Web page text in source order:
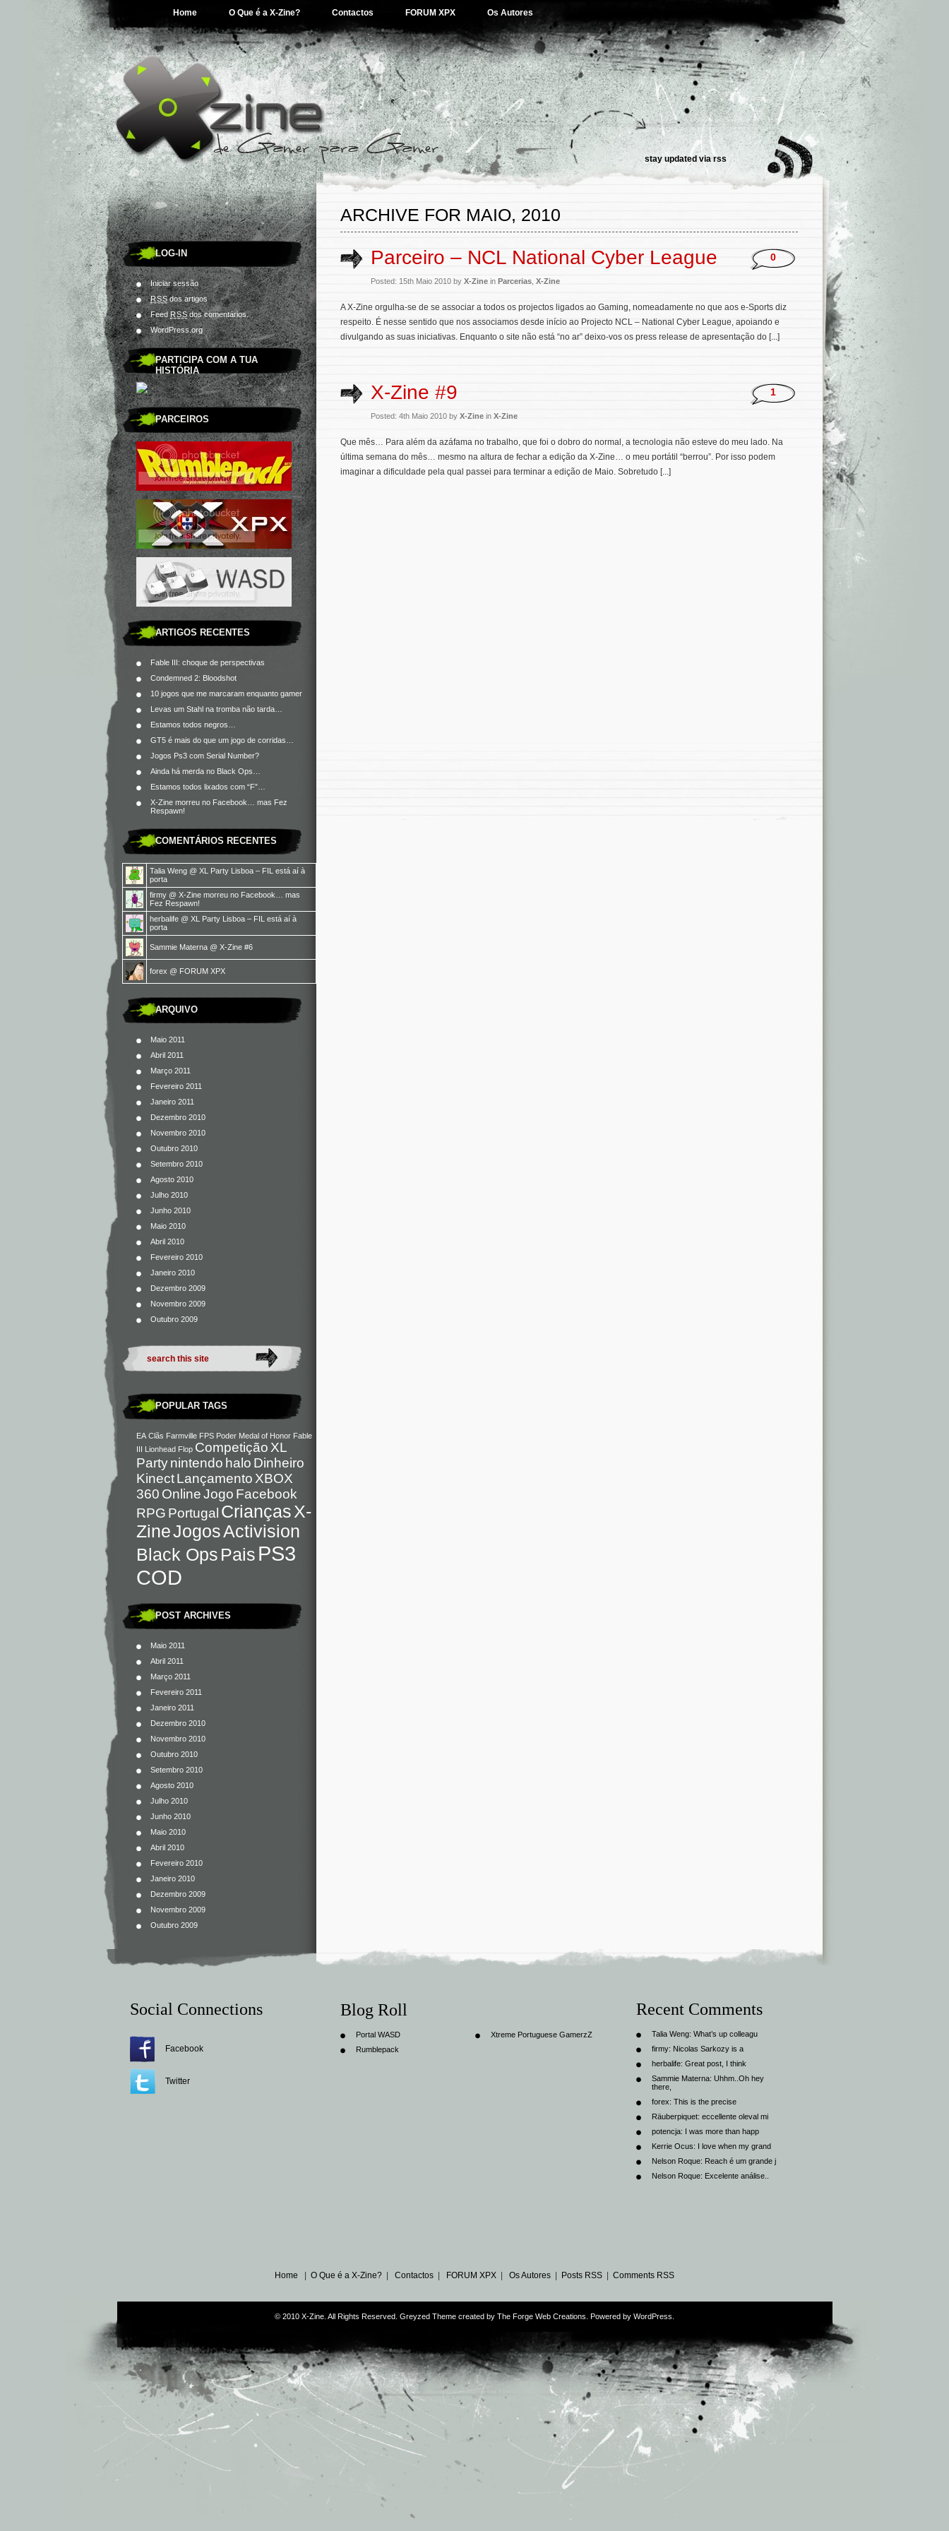
Home O Que é a X-Zine? Contactos FORUM XPX Os Autores
stay updated viarss
LOG-IN
Iniciar sessão
RSSdos artigos
FeedRSSdos comentários.
WordPress.org
PARTICIPA COM A TUA
HISTÓRIA
PARCEIROS
ARTIGOS RECENTES
Fable III: choque de perspectivas
Condemned 2: Bloodshot
10 jogos que me marcaram enquanto gamer
Levas um Stahl na tromba não tarda…
Estamos todos negros…
GT5 é mais do que um jogo de corridas…
Jogos Ps3 com Serial Number?
Ainda há merda no Black Ops…
Estamos todos lixados com “F”…
X-Zine morreu no Facebook… mas Fez
Respawn!
COMENTÁRIOS RECENTES
Talia Weng @ XL Party Lisboa – FIL está aí à
porta
firmy @ X-Zine morreu no Facebook… mas
Fez Respawn!
herbalife @ XL Party Lisboa – FIL está aí à
porta
Sammie Materna @ X-Zine #6
forex @ FORUM XPX
ARQUIVO
Maio 2011
Abril 2011
Março 2011
Fevereiro 2011
Janeiro 2011
Dezembro 2010
Novembro 2010
Outubro 2010
Setembro 2010
Agosto 2010
Julho 2010
Junho 2010
Maio 2010
Abril 2010
Fevereiro 2010
Janeiro 2010
Dezembro 2009
Novembro 2009
Outubro 2009
POPULAR TAGS
EA Clãs Farmville FPS Poder Medal of Honor Fable
III Lionhead Flop Competição XL
Partynintendo halo Dinheiro
KinectLançamento XBOX
360 OnlineJogo Facebook
RPG Portugal CriançasX-
ZineJogosActivision
Black Ops Pais PS3
COD
POST ARCHIVES
Maio 2011
Abril 2011
Março 2011
Fevereiro 2011
Janeiro 2011
Dezembro 2010
Novembro 2010
Outubro 2010
Setembro 2010
Agosto 2010
Julho 2010
Junho 2010
Maio 2010
Abril 2010
Fevereiro 2010
Janeiro 2010
Dezembro 2009
Novembro 2009
Outubro 2009
ARCHIVE FOR MAIO, 2010
Parceiro – NCL National Cyber League
Posted: 15th Maio 2010 by X-Zine in Parcerias X-Zine
0
A X-Zine orgulha-se de se associar a todos os projectos ligados ao Gaming, nomeadamente no que aos e-Sports diz
respeito. É nesse sentido que nos associamos desde início ao Projecto NCL – National Cyber League, apoiando e
divulgando as suas iniciativas. Enquanto o site não está “no ar” deixo-vos os press release de apresentação do [...]
X-Zine #9
Posted: 4th Maio 2010 by X-Zine in X-Zine
1
Que mês… Para além da azáfama no trabalho, que foi o dobro do normal, a tecnologia não esteve do meu lado. Na
última semana do mês… mesmo na altura de fechar a edição da X-Zine… o meu portátil “berrou”. Por isso podem
imaginar a dificuldade pela qual passei para terminar a edição de Maio. Sobretudo [...]
Social Connections
Facebook
Twitter
Blog Roll
Portal WASD
Rumblepack
Xtreme Portuguese GamerzZ
Recent Comments
Talia Weng: What’s up colleagu
firmy: Nicolas Sarkozy is a
herbalife: Great post, I think
Sammie Materna: Uhhm..Oh hey
there,
forex: This is the precise
Räuberpiquet: eccellente oleval mi
potencja: I was more than happ
Kerrie Ocus: I love when my grand
Nelson Roque: Reach é um grande j
Nelson Roque: Excelente análise..
Home O Que é a X-Zine? Contactos FORUM XPX Os Autores Posts RSS Comments RSS
© 2010 X-Zine. All Rights Reserved. Greyzed Theme created by The Forge Web Creations . Powered by WordPress